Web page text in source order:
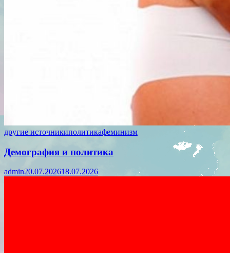
другие источникиполитикафеминизм
Демография и политика
admin20.07.202618.07.2026